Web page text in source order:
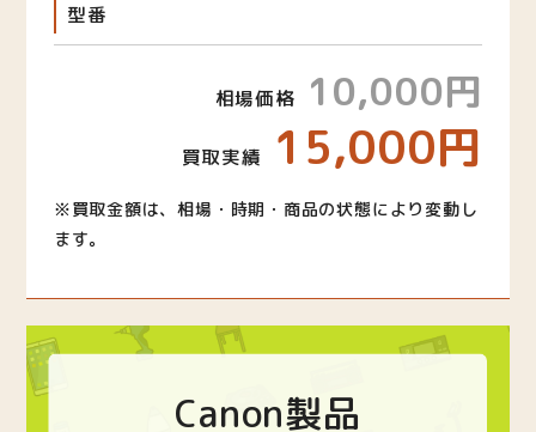
型番
相場価格 10,000円
買取実績 15,000円
※買取金額は、相場・時期・商品の状態により変動し
ます。
Canon製品